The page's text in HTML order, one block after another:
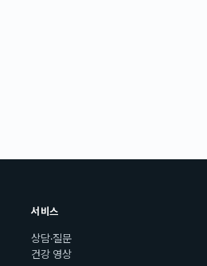
서비스
상담·질문
건강 영상